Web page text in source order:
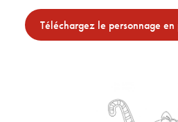
Téléchargez le personnage en